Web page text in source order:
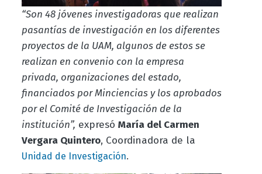
“Son 48 jóvenes investigadoras que realizan
pasantías de investigación en los diferentes
proyectos de la UAM, algunos de estos se
realizan en convenio con la empresa
privada, organizaciones del estado,
financiados por Minciencias y los aprobados
por el Comité de Investigación de la
institución”, expresó María del Carmen
Vergara Quintero, Coordinadora de la
Unidad de Investigación.